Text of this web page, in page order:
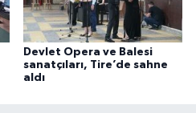
Devlet Opera ve Balesi
sanatçıları, Tire’de sahne
aldı